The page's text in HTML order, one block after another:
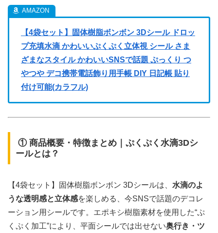
【4袋セット】固体樹脂ボンボン 3Dシール ドロッ
プ充填水滴 かわいいぷくぷく立体視 シール さま
ざまなスタイル かわいいSNSで話題 ぷっくり つ
やつや デコ携帯電話飾り用手帳 DIY 日記帳 貼り
付け可能(カラフル)
① 商品概要・特徴まとめ｜ぷくぷく水滴3Dシ
ールとは？
【4袋セット】固体樹脂ボンボン 3Dシールは、 水滴のよ
うな透明感と立体感を楽しめる、今SNSで話題のデコレ
ーション用シールです。エポキシ樹脂素材を使用した“ぷ
くぷく加工”により、平面シールでは出せない奥行き・ツ